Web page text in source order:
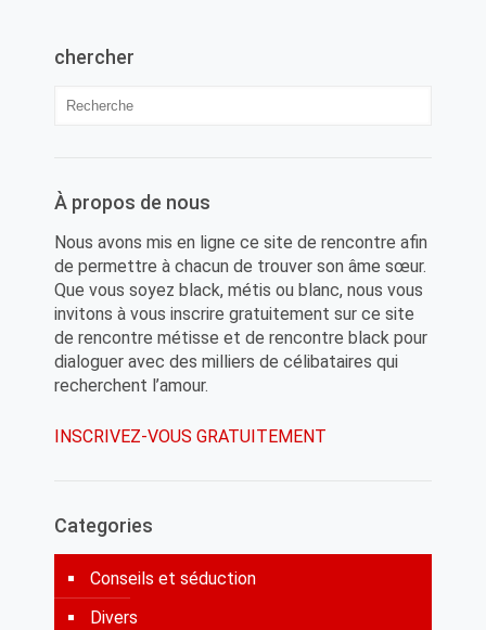
chercher
À propos de nous
Nous avons mis en ligne ce site de rencontre afin
de permettre à chacun de trouver son âme sœur.
Que vous soyez black, métis ou blanc, nous vous
invitons à vous inscrire gratuitement sur ce site
de rencontre métisse et de rencontre black pour
dialoguer avec des milliers de célibataires qui
recherchent l’amour.
INSCRIVEZ-VOUS GRATUITEMENT
Categories
Conseils et séduction
Divers